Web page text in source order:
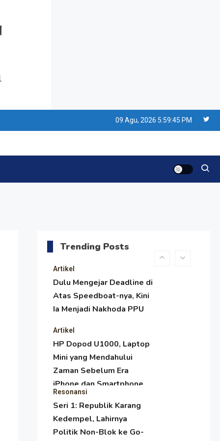
09 Agu, 2026 5:59:46 PM
Trending Posts
Ulang Tahun PPU,
Pertentangan Bulan
Gareng Lebih Sibuk Orasi
Ronggeng Paser Melawan
Artikel
Dulu Mengejar Deadline di
Atas Speedboat-nya, Kini
Ia Menjadi Nakhoda PPU
Artikel
HP Dopod U1000, Laptop
Mini yang Mendahului
Zaman Sebelum Era
iPhone dan Smartphone
Resonansi
Seri 1: Republik Karang
Kedempel, Lahirnya
Politik Non-Blok ke Go-